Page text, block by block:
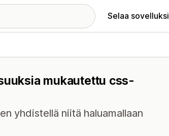
Selaa
mukautettu css-
yhdistellä niitä haluamallaan